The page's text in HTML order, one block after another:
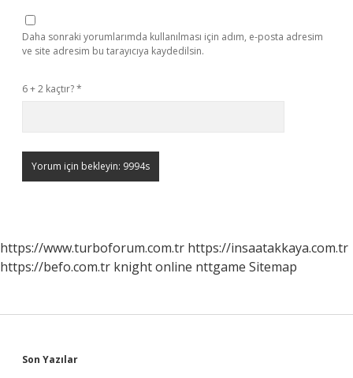
Daha sonraki yorumlarımda kullanılması için adım, e-posta adresim
ve site adresim bu tarayıcıya kaydedilsin.
6 + 2 kaçtır?*
https://www.turboforum.com.tr https://insaatakkaya.com.tr
https://befo.com.tr knight online nttgame Sitemap
Son Yazılar